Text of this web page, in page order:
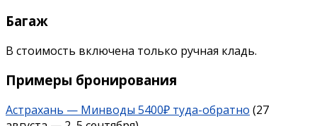
Багаж
В стоимость включена только ручная кладь.
Примеры бронирования
Астрахань — Минводы 5400₽ туда-обратно (27